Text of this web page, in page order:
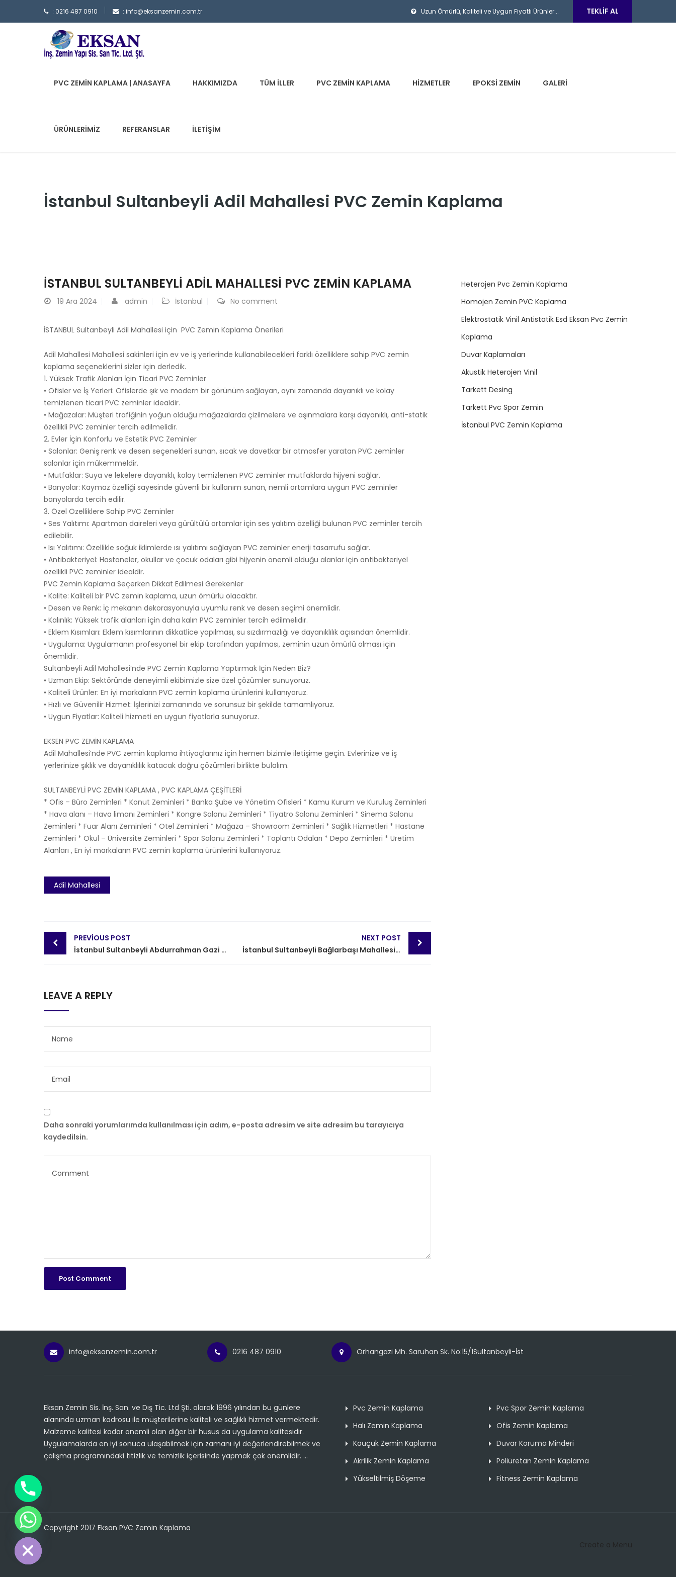
: 0216 487 0910 : info@eksanzemin.com.tr Uzun Ömürlü, Kaliteli ve Uygun Fiyatlı Ürünler... TEKLIF AL
PVC ZEMIN KAPLAMA | ANASAYFA HAKKIMIZDA TÜM İLLER PVC ZEMIN KAPLAMA HIZMETLER EPOKSI ZEMIN GALERI
ÜRÜNLERIMIZ REFERANSLAR İLETIŞIM
İstanbul Sultanbeyli Adil Mahallesi PVC Zemin Kaplama
İSTANBUL SULTANBEYLI ADIL MAHALLESI PVC ZEMIN KAPLAMA
19 Ara 2024 admin İstanbul No comment
İSTANBUL Sultanbeyli Adil Mahallesi için PVC Zemin Kaplama Önerileri
Adil Mahallesi Mahallesi sakinleri için ev ve iş yerlerinde kullanabilecekleri farklı özelliklere sahip PVC zemin
kaplama seçeneklerini sizler için derledik.
1. Yüksek Trafik Alanları İçin Ticari PVC Zeminler
• Ofisler ve İş Yerleri: Ofislerde şık ve modern bir görünüm sağlayan, aynı zamanda dayanıklı ve kolay
temizlenen ticari PVC zeminler idealdir.
• Mağazalar: Müşteri trafiğinin yoğun olduğu mağazalarda çizilmelere ve aşınmalara karşı dayanıklı, anti-statik
özellikli PVC zeminler tercih edilmelidir.
2. Evler İçin Konforlu ve Estetik PVC Zeminler
• Salonlar: Geniş renk ve desen seçenekleri sunan, sıcak ve davetkar bir atmosfer yaratan PVC zeminler
salonlar için mükemmeldir.
• Mutfaklar: Suya ve lekelere dayanıklı, kolay temizlenen PVC zeminler mutfaklarda hijyeni sağlar.
• Banyolar: Kaymaz özelliği sayesinde güvenli bir kullanım sunan, nemli ortamlara uygun PVC zeminler
banyolarda tercih edilir.
3. Özel Özelliklere Sahip PVC Zeminler
• Ses Yalıtımı: Apartman daireleri veya gürültülü ortamlar için ses yalıtım özelliği bulunan PVC zeminler tercih
edilebilir.
• Isı Yalıtımı: Özellikle soğuk iklimlerde ısı yalıtımı sağlayan PVC zeminler enerji tasarrufu sağlar.
• Antibakteriyel: Hastaneler, okullar ve çocuk odaları gibi hijyenin önemli olduğu alanlar için antibakteriyel
özellikli PVC zeminler idealdir.
PVC Zemin Kaplama Seçerken Dikkat Edilmesi Gerekenler
• Kalite: Kaliteli bir PVC zemin kaplama, uzun ömürlü olacaktır.
• Desen ve Renk: İç mekanın dekorasyonuyla uyumlu renk ve desen seçimi önemlidir.
• Kalınlık: Yüksek trafik alanları için daha kalın PVC zeminler tercih edilmelidir.
• Eklem Kısımları: Eklem kısımlarının dikkatlice yapılması, su sızdırmazlığı ve dayanıklılık açısından önemlidir.
• Uygulama: Uygulamanın profesyonel bir ekip tarafından yapılması, zeminin uzun ömürlü olması için
önemlidir.
Sultanbeyli Adil Mahallesi’nde PVC Zemin Kaplama Yaptırmak İçin Neden Biz?
• Uzman Ekip: Sektöründe deneyimli ekibimizle size özel çözümler sunuyoruz.
• Kaliteli Ürünler: En iyi markaların PVC zemin kaplama ürünlerini kullanıyoruz.
• Hızlı ve Güvenilir Hizmet: İşlerinizi zamanında ve sorunsuz bir şekilde tamamlıyoruz.
• Uygun Fiyatlar: Kaliteli hizmeti en uygun fiyatlarla sunuyoruz.
EKSEN PVC ZEMİN KAPLAMA
Adil Mahallesi’nde PVC zemin kaplama ihtiyaçlarınız için hemen bizimle iletişime geçin. Evlerinize ve iş
yerlerinize şıklık ve dayanıklılık katacak doğru çözümleri birlikte bulalım.
SULTANBEYLİ PVC ZEMİN KAPLAMA , PVC KAPLAMA ÇEŞİTLERİ
* Ofis – Büro Zeminleri * Konut Zeminleri * Banka Şube ve Yönetim Ofisleri * Kamu Kurum ve Kuruluş Zeminleri
* Hava alanı – Hava limanı Zeminleri * Kongre Salonu Zeminleri * Tiyatro Salonu Zeminleri * Sinema Salonu
Zeminleri * Fuar Alanı Zeminleri * Otel Zeminleri * Mağaza – Showroom Zeminleri * Sağlık Hizmetleri * Hastane
Zeminleri * Okul – Üniversite Zeminleri * Spor Salonu Zeminleri * Toplantı Odaları * Depo Zeminleri * Üretim
Alanları , En iyi markaların PVC zemin kaplama ürünlerini kullanıyoruz.
Adil Mahallesi
Post
navigation
PREVIOUS POST
İstanbul Sultanbeyli Abdurrahman Gazi Mahallesi PVC Zemin Kaplama
NEXT POST
İstanbul Sultanbeyli Bağlarbaşı Mahallesi PVC Zemin Kaplama
LEAVE A REPLY
Daha sonraki yorumlarımda kullanılması için adım, e-posta adresim ve site adresim bu tarayıcıya
kaydedilsin.
Heterojen Pvc Zemin Kaplama
Homojen Zemin PVC Kaplama
Elektrostatik Vinil Antistatik Esd Eksan Pvc Zemin
Kaplama
Duvar Kaplamaları
Akustik Heterojen Vinil
Tarkett Desing
Tarkett Pvc Spor Zemin
İstanbul PVC Zemin Kaplama
info@eksanzemin.com.tr 0216 487 0910 Orhangazi Mh. Saruhan Sk. No:15/1Sultanbeyli-İst
Eksan Zemin Sis. İnş. San. ve Dış Tic. Ltd Şti. olarak 1996 yılından bu günlere
alanında uzman kadrosu ile müşterilerine kaliteli ve sağlıklı hizmet vermektedir.
Malzeme kalitesi kadar önemli olan diğer bir husus da uygulama kalitesidir.
Uygulamalarda en iyi sonuca ulaşabilmek için zamanı iyi değerlendirebilmek ve
çalışma programındaki titizlik ve temizlik içerisinde yapmak çok önemlidir. ...
Pvc Zemin Kaplama
Pvc Spor Zemin Kaplama
Halı Zemin Kaplama
Ofis Zemin Kaplama
Kauçuk Zemin Kaplama
Duvar Koruma Minderi
Akrilik Zemin Kaplama
Poliüretan Zemin Kaplama
Yükseltilmiş Döşeme
Fitness Zemin Kaplama
Copyright 2017 Eksan PVC Zemin Kaplama
Create a Menu
chaty